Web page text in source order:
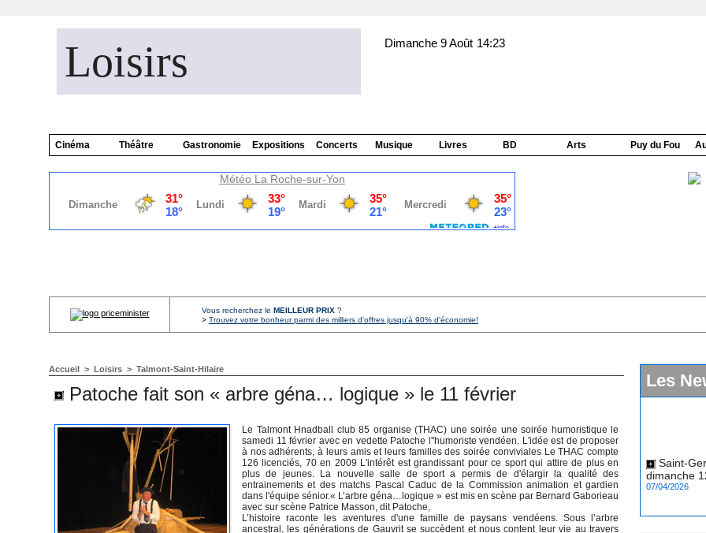
Loisirs Dimanche 9 Août 14:23
Cinéma Théâtre Gastronomie Expositions Concerts Musique Livres BD Arts Puy du Fou
Météo La Roche-sur-Yon
Vous recherchez le MEILLEUR PRIX ?
> Trouvez votre bonheur parmi des milliers d'offres jusqu'à 90% d'économie!
Accueil > Loisirs > Talmont-Saint-Hilaire
Patoche fait son « arbre géna… logique » le 11 février
Le Talmont Hnadball club 85 organise (THAC) une soirée une soirée humoristique le
samedi 11 février avec en vedette Patoche l''humoriste vendéen. L'idée est de proposer
à nos adhérents, à leurs amis et leurs familles des soirée conviviales Le THAC compte
126 licenciés, 70 en 2009 L'intérêt est grandissant pour ce sport qui attire de plus en
plus de jeunes. La nouvelle salle de sport a permis de d'élargir la qualité des
entrainements et des matchs Pascal Caduc de la Commission animation et gardien
dans l'équipe sénior.« L’arbre géna…logique » est mis en scène par Bernard Gaborieau
avec sur scène Patrice Masson, dit Patoche,
L’histoire raconte les aventures d'une famille de paysans vendéens. Sous l’arbre
ancestral, les générations de Gauvrit se succèdent et nous content leur vie au travers
Les
dimanche
07/04/2026